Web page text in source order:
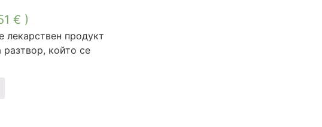
€ )
продукт
който се